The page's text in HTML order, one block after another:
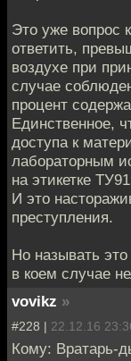
Это уже вопрос
ответить,
воздухе при
случае
процент
Единственное,
доступа к
лабораторным
на этикетке
И это
преступления.
Но называть
в коем случае
vovikz »
#228 | 22.12.16
Кому: Вратарь-